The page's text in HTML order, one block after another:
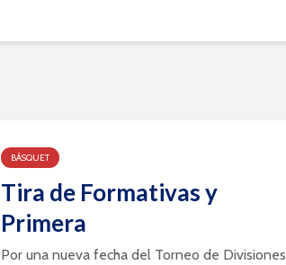
BÁSQUET
Tira de Formativas y
Primera
Por una nueva fecha del Torneo de Divisiones